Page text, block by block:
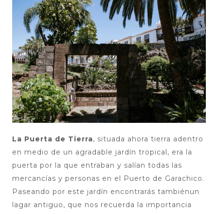
La Puerta de Tierra, situada ahora tierra adentro
en medio de un agradable jardín tropical, era la
puerta por la que entraban y salían todas las
mercancías y personas en el Puerto de Garachico.
Paseando por este jardín encontrarás tambiénun
lagar antiguo, que nos recuerda la importancia